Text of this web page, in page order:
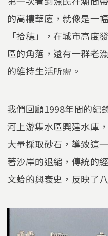
的高樓華廈，就像是一
「拾穗」，在城市高度
區的角落，還有一群老
的維持生活所需。
我們回顧1998年間的紀
河上游集水區興建水庫
大量採取砂石，導致這
著沙岸的退縮，傳統的
文蛤的興衰史，反映了